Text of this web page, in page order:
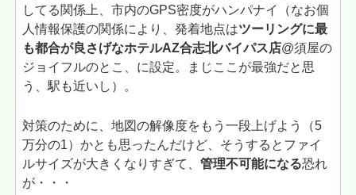
してる関係上、市内のGPS密度がハンパナイ（なお個
人情報保護の関係により、発着地点はツーリングに最
も都合が良さげなホテルAZ合志北バイパス店@須屋の
ジョイフルのとこ、に設定。まじここが最強だと思
う、駅も近いし）。
対策のために、地図の解像度をもう一段上げよう（5
万分の1）かとも思ったんだけど、そうするとファイ
ルサイズが大きくなりすぎて、管理不可能になる恐れ
が・・・